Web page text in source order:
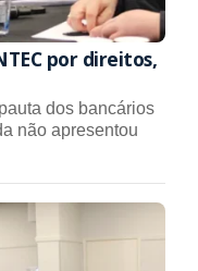
por direitos,
dos bancários
não apresentou